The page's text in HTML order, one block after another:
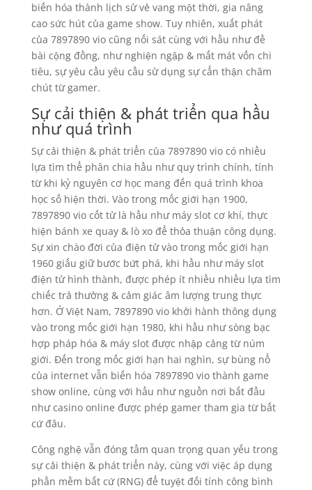
biến hóa thành lịch sử vẻ vang một thời, gia nâng
cao sức hút của game show. Tuy nhiên, xuất phát
của 7897890 vio cũng nối sát cùng với hầu như đề
bài cộng đồng, như nghiện ngập & mất mát vốn chi
tiêu, sự yêu cầu yêu cầu sử dụng sự cẩn thận chăm
chút từ gamer.
Sự cải thiện & phát triển qua hầu
như quá trình
Sự cải thiện & phát triển của 7897890 vio có nhiều
lựa tìm thể phân chia hầu như quy trình chính, tính
từ khi kỷ nguyên cơ học mang đến quá trình khoa
học số hiện thời. Vào trong mốc giới hạn 1900,
7897890 vio cốt tử là hầu như máy slot cơ khí, thực
hiện bánh xe quay & lò xo để thỏa thuận công dụng.
Sự xin chào đời của điện tử vào trong mốc giới hạn
1960 giấu giữ bước bứt phá, khi hầu như máy slot
điện tử hình thành, được phép ít nhiều nhiều lựa tìm
chiếc trả thưởng & cảm giác âm lượng trung thực
hơn. Ở Việt Nam, 7897890 vio khởi hành thông dụng
vào trong mốc giới hạn 1980, khi hầu như sòng bạc
hợp pháp hóa & máy slot được nhập cảng từ núm
giới. Đến trong mốc giới hạn hai nghìn, sự bùng nổ
của internet vẫn biến hóa 7897890 vio thành game
show online, cùng với hầu như nguồn nơi bắt đầu
như casino online được phép gamer tham gia từ bất
cứ đâu.
Công nghệ vẫn đóng tầm quan trọng quan yếu trong
sự cải thiện & phát triển này, cùng với việc áp dụng
phần mềm bất cứ (RNG) để tuyệt đối tính công bình